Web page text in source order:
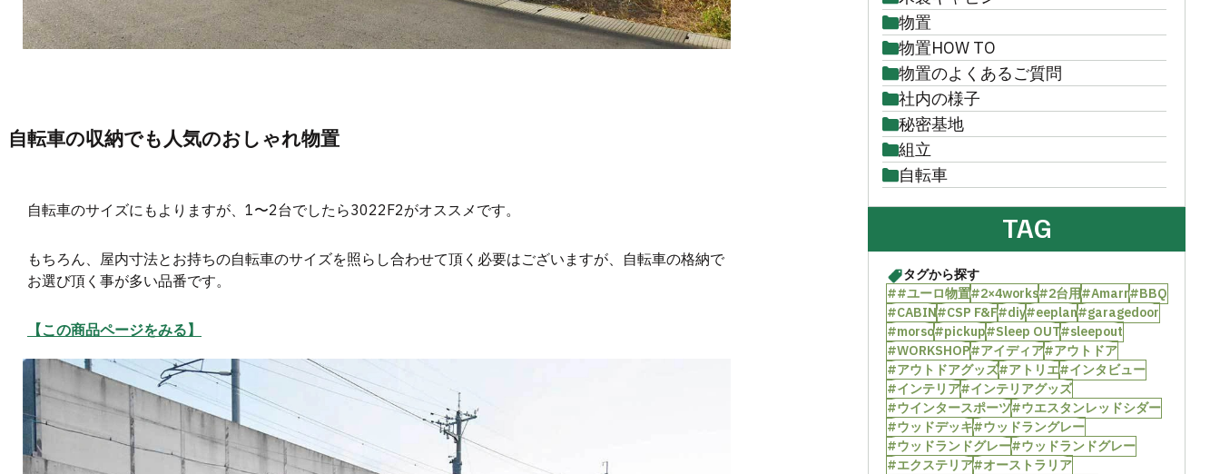
自転車の収納でも人気のおしゃれ物置
自転車のサイズにもよりますが、1〜2台でしたら3022F2がオススメです。
もちろん、屋内寸法とお持ちの自転車のサイズを照らし合わせて頂く必要はございますが、自転車の格納で
お選び頂く事が多い品番です。
【この商品ページをみる】
物置
物置HOW TO
物置のよくあるご質問
社内の様子
秘密基地
組立
自転車
TAG
タグから探す
##ユーロ物置#2×4works#2台用#Amarr#BBQ
#CABIN#CSP F&F#diy#eeplan#garagedoor
#morso#pickup#Sleep OUT#sleepout
#WORKSHOP#アイディア#アウトドア
#アウトドアグッズ#アトリエ#インタビュー
#インテリア#インテリアグッズ
#ウインタースポーツ#ウエスタンレッドシダー
#ウッドデッキ#ウッドラングレー
#ウッドランドグレー#ウッドランドグレー
#エクステリア#オーストラリア